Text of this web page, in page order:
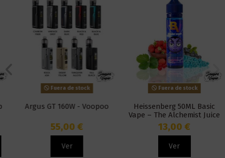
Fuera de stock
Argus GT 160W - Voopoo
55,00 €
Ver
Fuera de stock
Heissenberg 50ML Basic
Vape – The Alchemist Juice
13,00 €
Ver